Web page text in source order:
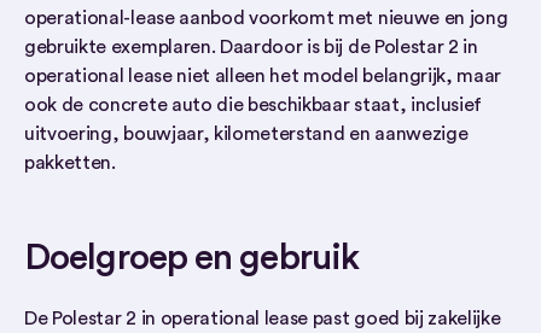
operational-lease aanbod voorkomt met nieuwe en jong
gebruikte exemplaren. Daardoor is bij de Polestar 2 in
operational lease niet alleen het model belangrijk, maar
ook de concrete auto die beschikbaar staat, inclusief
uitvoering, bouwjaar, kilometerstand en aanwezige
pakketten.
Doelgroep en gebruik
De Polestar 2 in operational lease past goed bij zakelijke